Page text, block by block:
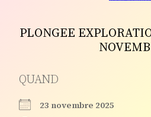
PLONGEE
QUAND
23 novembre 2025